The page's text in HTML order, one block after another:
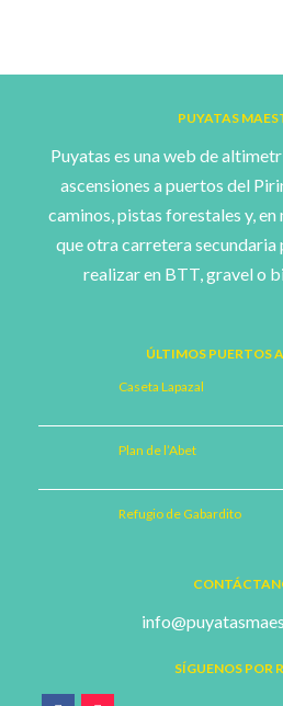
PUYATAS
Puyatas es una web de
ascensiones a puertos del
caminos, pistas forestales y, en
que otra carretera
realizar en BTT, gravel o
ÚLTIMOS PUERTOS
Caseta Lapazal
Plan de l’Abet
Refugio de Gabardito
SÍGUENOS POR